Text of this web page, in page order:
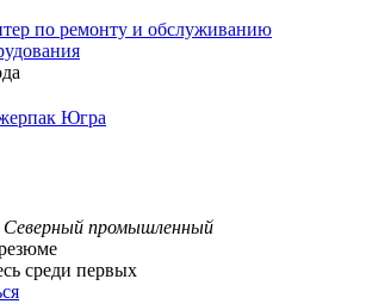
по ремонту и обслуживанию
Югра
Северный промышленный
среди первых